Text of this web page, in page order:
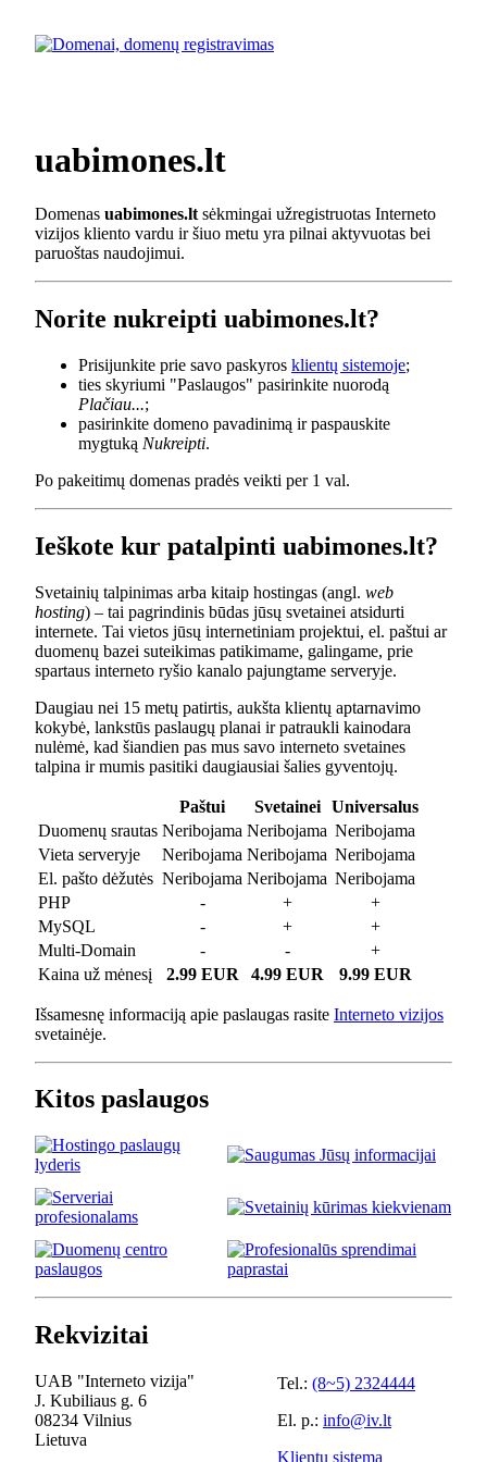
uabimones.lt
Domenas uabimones.lt sėkmingai užregistruotas Interneto
vizijos kliento vardu ir šiuo metu yra pilnai aktyvuotas bei
paruoštas naudojimui.
Norite nukreipti uabimones.lt?
Prisijunkite prie savo paskyros klientų sistemoje;
ties skyriumi "Paslaugos" pasirinkite nuorodą
Plačiau...;
pasirinkite domeno pavadinimą ir paspauskite
mygtuką Nukreipti.
Po pakeitimų domenas pradės veikti per 1 val.
Ieškote kur patalpinti uabimones.lt?
Svetainių talpinimas arba kitaip hostingas (angl. web
hosting) – tai pagrindinis būdas jūsų svetainei atsidurti
internete. Tai vietos jūsų internetiniam projektui, el. paštui ar
duomenų bazei suteikimas patikimame, galingame, prie
spartaus interneto ryšio kanalo pajungtame serveryje.
Daugiau nei 15 metų patirtis, aukšta klientų aptarnavimo
kokybė, lankstūs paslaugų planai ir patraukli kainodara
nulėmė, kad šiandien pas mus savo interneto svetaines
talpina ir mumis pasitiki daugiausiai šalies gyventojų.
Paštui Svetainei
Universalus
Duomenų srautas Neribojama Neribojama Neribojama
Vieta serveryje
Neribojama Neribojama Neribojama
El. pašto dėžutės Neribojama Neribojama Neribojama
PHP
- +
+
MySQL
- +
+
Multi-Domain
- -
+
Kaina už mėnesį
2.99 EUR 4.99 EUR 9.99 EUR
Išsamesnę informaciją apie paslaugas rasite Interneto vizijos
svetainėje.
Kitos paslaugos
Rekvizitai
UAB "Interneto vizija"
J. Kubiliaus g. 6
08234 Vilnius
Lietuva
Tel.: (8~5) 2324444
El. p.: info@iv.lt
Klientų sistema